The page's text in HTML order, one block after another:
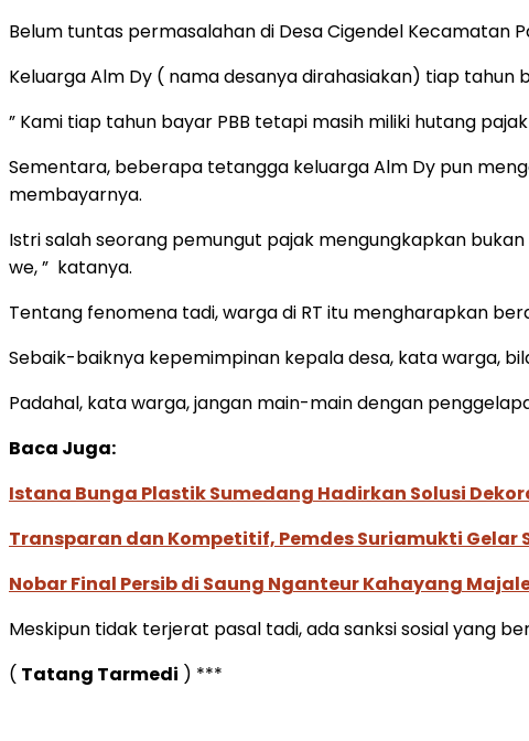
Belum tuntas permasalahan di Desa Cigendel Kecamatan
Keluarga Alm Dy ( nama desanya dirahasiakan) tiap tahun
” Kami tiap tahun bayar PBB tetapi masih miliki hutang
Sementara, beberapa tetangga keluarga Alm Dy pun
membayarnya.
Istri salah seorang pemungut pajak mengungkapkan
we, ” katanya.
Tentang fenomena tadi, warga di RT itu mengharapkan
Sebaik-baiknya kepemimpinan kepala desa, kata warga,
Padahal, kata warga, jangan main-main dengan
Baca Juga:
Istana Bunga Plastik Sumedang Hadirkan Solusi
Transparan dan Kompetitif, Pemdes Suriamukti Gelar
Nobar Final Persib di Saung Nganteur Kahayang
Meskipun tidak terjerat pasal tadi, ada sanksi sosial yang
( Tatang Tarmedi ) ***